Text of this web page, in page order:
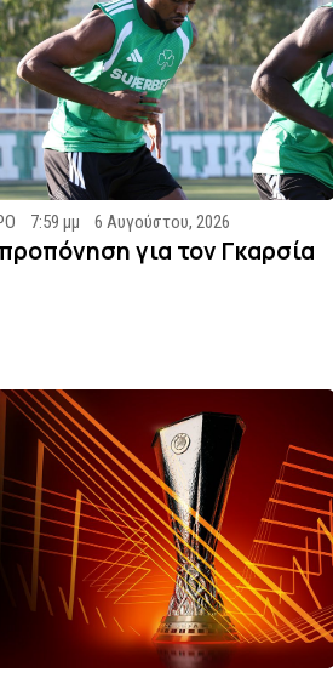
7:59 μμ 6 Αυγούστου, 2026
για τον Γκαρσία